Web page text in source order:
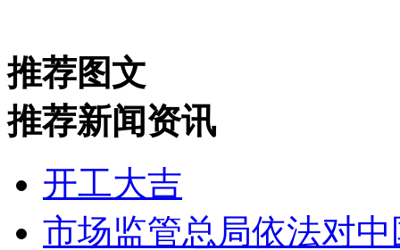
推荐图文
推荐新闻资讯
开工大吉
市场监管总局依法对